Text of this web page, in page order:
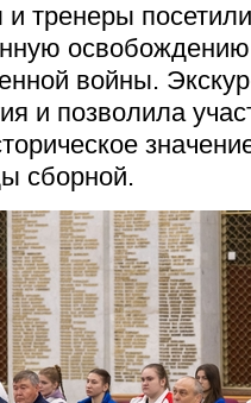
тренеры
войны.
и позволила
сборной.